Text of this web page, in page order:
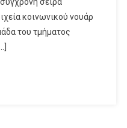
Τη
κοινωνικού νουάρ
του τμήματος